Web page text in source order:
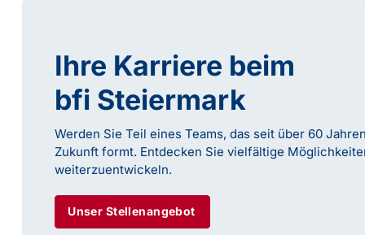
Ihre Karriere beim
bfi Steiermark
Werden Sie Teil eines Teams, das seit über 60
Zukunft formt. Entdecken Sie vielfältige
weiterzuentwickeln.
Unser Stellenangebot